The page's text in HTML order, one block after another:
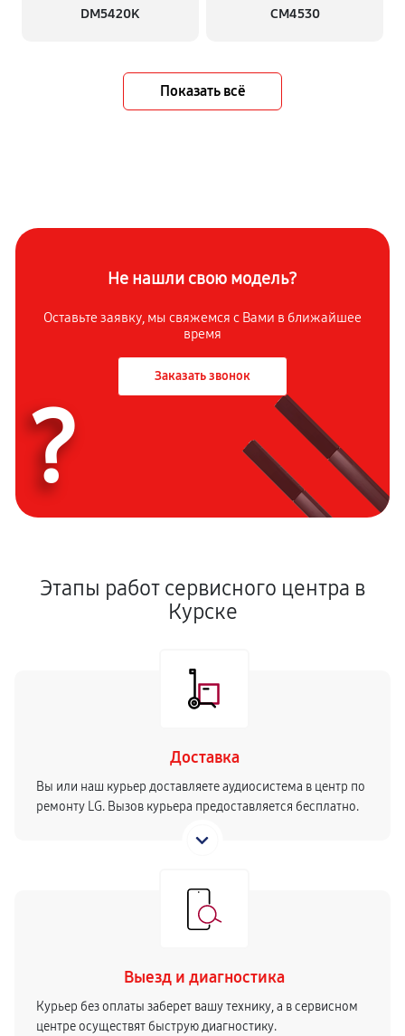
DM5420K CM4530
Показать всё
Не нашли свою модель?
Оставьте заявку, мы свяжемся с Вами в ближайшее
время
Заказать звонок
?
Этапы работ сервисного центра в
Курске
Доставка
Вы или наш курьер доставляете аудиосистема в центр по
ремонту LG. Вызов курьера предоставляется бесплатно.
Выезд и диагностика
Курьер без оплаты заберет вашу технику, а в сервисном
центре осуществят быструю диагностику.